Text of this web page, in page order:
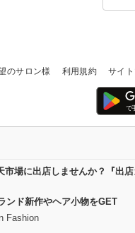
のサロン様 利用規約 サイ
市場に出店しませんか？『出
ンド新作やヘア小物をGET
Fashion